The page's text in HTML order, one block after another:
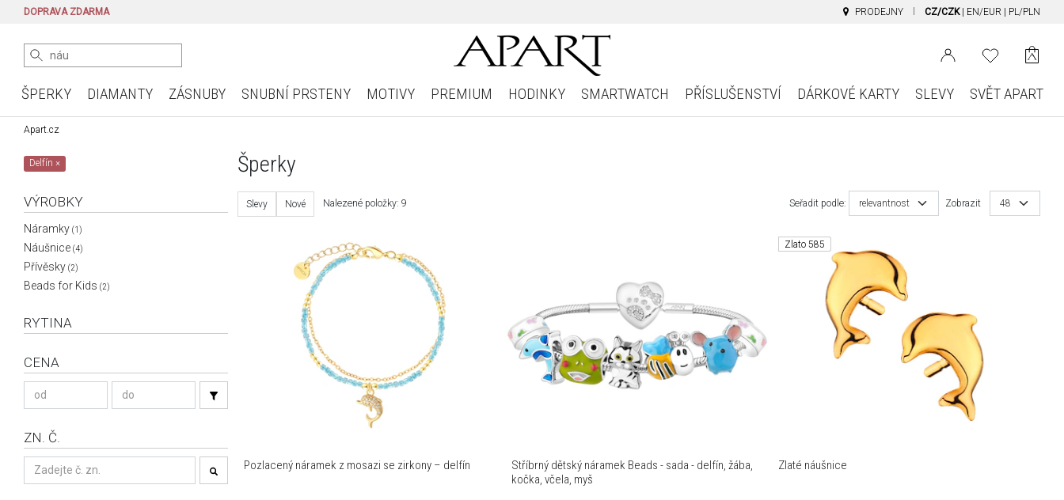
DOPRAVA ZDARMA PRODEJNY CZ/CZK EN/EUR PL/PLN
ŠPERKY DIAMANTY ZÁSNUBY SNUBNÍ PRSTENY MOTIVY PREMIUM HODINKY SMARTWATCH PŘÍSLUŠENSTVÍ DÁRKOVÉ KARTY SLEVY SVĚT APART
Apart.cz
Delfín×
VÝROBKY
Náramky (1)
Náušnice (4)
Přívěsky (2)
Beads for Kids (2)
RYTINA
CENA
ZN. Č.
Šperky
Seřadit podle: relevantnost Zobrazit 48
Slevy Nové Nalezené položky: 9
Pozlacený náramek z mosazi se zirkony – delfín
Stříbrný dětský náramek Beads - sada - delfín, žába,
kočka, včela, myš
Zlato 585
Zlaté náušnice